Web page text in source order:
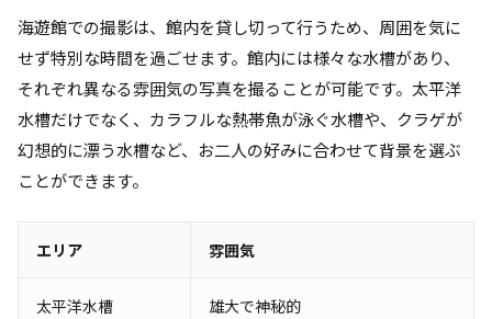
海遊館での撮影は、館内を貸し切って行うため、周囲を気に
せず特別な時間を過ごせます。館内には様々な水槽があり、
それぞれ異なる雰囲気の写真を撮ることが可能です。太平洋
水槽だけでなく、カラフルな熱帯魚が泳ぐ水槽や、クラゲが
幻想的に漂う水槽など、お二人の好みに合わせて背景を選ぶ
ことができます。
エリア 雰囲気
太平洋水槽 雄大で神秘的